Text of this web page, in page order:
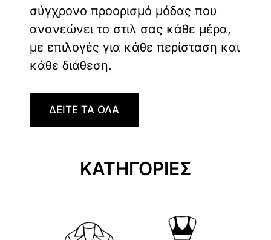
σύγχρονο προορισμό μόδας που
ανανεώνει το στιλ σας κάθε μέρα,
με επιλογές για κάθε περίσταση και
κάθε διάθεση.
ΔΕΙΤΕ ΤΑ ΟΛΑ
ΚΑΤΗΓΟΡΙΕΣ